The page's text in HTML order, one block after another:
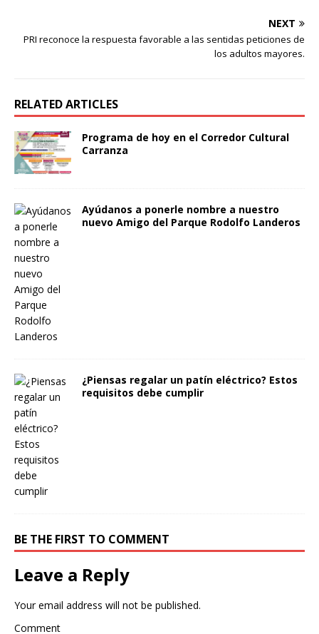
NEXT
PRI reconoce la respuesta favorable a las sentidas peticiones de
los adultos mayores.
RELATED ARTICLES
Programa de hoy en el Corredor Cultural
Carranza
Ayúdanos a ponerle nombre a nuestro
nuevo Amigo del Parque Rodolfo Landeros
¿Piensas regalar un patín eléctrico? Estos
requisitos debe cumplir
BE THE FIRST TO COMMENT
Leave a Reply
Your email address will not be published.
Comment